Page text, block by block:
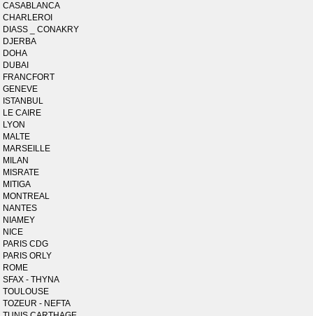
CASABLANCA
CHARLEROI
DIASS _ CONAKRY
DJERBA
DOHA
DUBAI
FRANCFORT
GENEVE
ISTANBUL
LE CAIRE
LYON
MALTE
MARSEILLE
MILAN
MISRATE
MITIGA
MONTREAL
NANTES
NIAMEY
NICE
PARIS CDG
PARIS ORLY
ROME
SFAX - THYNA
TOULOUSE
TOZEUR - NEFTA